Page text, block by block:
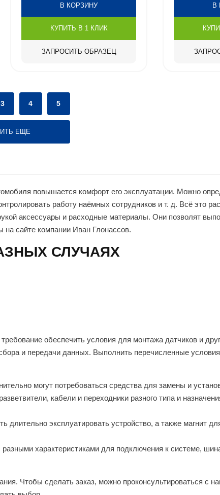
В КОРЗИНУ
КУПИТЬ В 1 КЛИК
ЗАПРОСИТЬ ОБРАЗЕЦ
В
3 4 5
ЕЩЕ
повышается комфорт его эксплуатации. Можно
работу наёмных сотрудников и т. д. Всё это
аксессуары и расходные материалы. Они позволят
на сайте компании Иван Глонассов.
СЛУЧАЯХ
обеспечить условия для монтажа датчиков и
и передачи данных. Выполнить перечисленные
могут потребоваться средства для замены и
кабели и переходники разного типа и
эксплуатировать устройство, а также магнит
характеристиками для подключения к системе,
Чтобы сделать заказ, можно проконсультироваться с